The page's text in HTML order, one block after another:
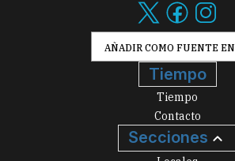
AÑADIR COMO FUENTE EN
Tiempo
Tiempo
Contacto
Secciones